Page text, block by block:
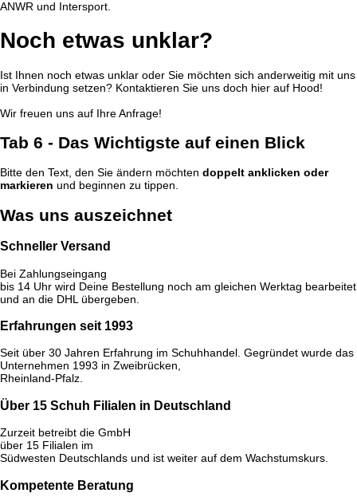
ANWR und Intersport.
Noch etwas unklar?
Ist Ihnen noch etwas unklar oder Sie möchten sich anderweitig mit uns
in Verbindung setzen? Kontaktieren Sie uns doch hier auf Hood!
Wir freuen uns auf Ihre Anfrage!
Tab 6 - Das Wichtigste auf einen Blick
Bitte den Text, den Sie ändern möchten doppelt anklicken oder
markieren und beginnen zu tippen.
Was uns auszeichnet
Schneller Versand
Bei Zahlungseingang
bis 14 Uhr wird Deine Bestellung noch am gleichen Werktag bearbeitet
und an die DHL übergeben.
Erfahrungen seit 1993
Seit über 30 Jahren Erfahrung im Schuhhandel. Gegründet wurde das
Unternehmen 1993 in Zweibrücken,
Rheinland-Pfalz.
Über 15 Schuh Filialen in Deutschland
Zurzeit betreibt die GmbH
über 15 Filialen im
Südwesten Deutschlands und ist weiter auf dem Wachstumskurs.
Kompetente Beratung